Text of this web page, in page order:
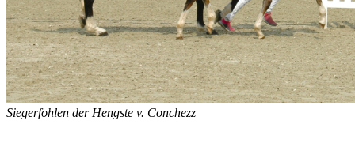
Siegerfohlen der Hengste v. Conchezz